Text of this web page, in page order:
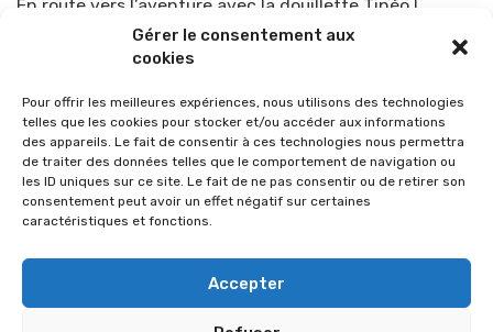
Gérer le consentement aux
cookies
Pour offrir les meilleures expériences, nous utilisons des technologies
telles que les cookies pour stocker et/ou accéder aux informations
des appareils. Le fait de consentir à ces technologies nous permettra
de traiter des données telles que le comportement de navigation ou
les ID uniques sur ce site. Le fait de ne pas consentir ou de retirer son
consentement peut avoir un effet négatif sur certaines
caractéristiques et fonctions.
Accepter
En route vers l’aventure avec la douillette Tinéo !
TOP-PARENTS 9 mai 2012